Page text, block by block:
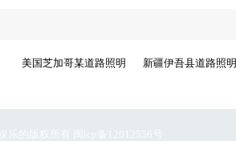
美国芝加哥某道路照明 新疆伊吾县道路照明
乐的版权所有 闽icp备12012556号